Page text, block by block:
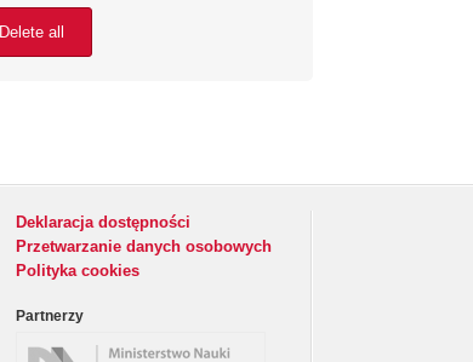
Delete all
Deklaracja dostępności
Przetwarzanie danych osobowych
Polityka cookies
Partnerzy